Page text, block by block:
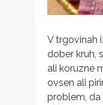
V trgovinah
dober kruh,
ali koruzne
ovsen ali
problem, da